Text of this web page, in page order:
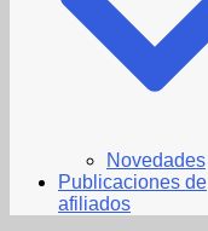
Novedades
Publicaciones de
afiliados